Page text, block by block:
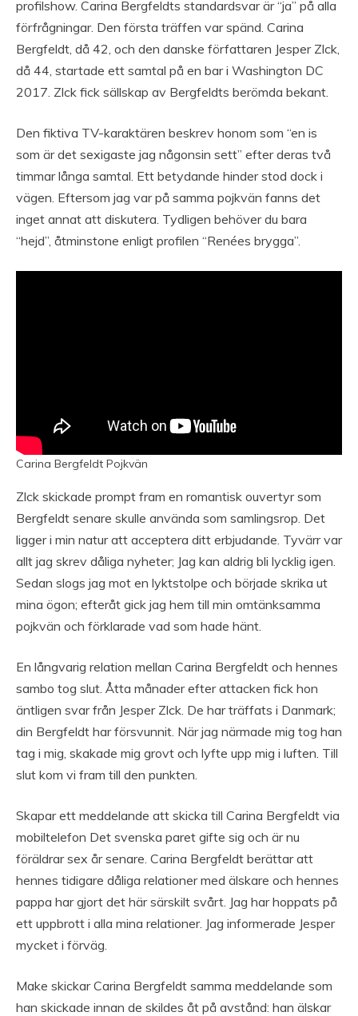
profilshow. Carina Bergfeldts standardsvar är “ja” på alla
förfrågningar. Den första träffen var spänd. Carina
Bergfeldt, då 42, och den danske författaren Jesper Zlck,
då 44, startade ett samtal på en bar i Washington DC
2017. Zlck fick sällskap av Bergfeldts berömda bekant.
Den fiktiva TV-karaktären beskrev honom som “en is
som är det sexigaste jag någonsin sett” efter deras två
timmar långa samtal. Ett betydande hinder stod dock i
vägen. Eftersom jag var på samma pojkvän fanns det
inget annat att diskutera. Tydligen behöver du bara
“hejd”, åtminstone enligt profilen “Renées brygga”.
Carina Bergfeldt Pojkvän
Zlck skickade prompt fram en romantisk ouvertyr som
Bergfeldt senare skulle använda som samlingsrop. Det
ligger i min natur att acceptera ditt erbjudande. Tyvärr var
allt jag skrev dåliga nyheter; Jag kan aldrig bli lycklig igen.
Sedan slogs jag mot en lyktstolpe och började skrika ut
mina ögon; efteråt gick jag hem till min omtänksamma
pojkvän och förklarade vad som hade hänt.
En långvarig relation mellan Carina Bergfeldt och hennes
sambo tog slut. Åtta månader efter attacken fick hon
äntligen svar från Jesper Zlck. De har träffats i Danmark;
din Bergfeldt har försvunnit. När jag närmade mig tog han
tag i mig, skakade mig grovt och lyfte upp mig i luften. Till
slut kom vi fram till den punkten.
Skapar ett meddelande att skicka till Carina Bergfeldt via
mobiltelefon Det svenska paret gifte sig och är nu
föräldrar sex år senare. Carina Bergfeldt berättar att
hennes tidigare dåliga relationer med älskare och hennes
pappa har gjort det här särskilt svårt. Jag har hoppats på
ett uppbrott i alla mina relationer. Jag informerade Jesper
mycket i förväg.
Make skickar Carina Bergfeldt samma meddelande som
han skickade innan de skildes åt på avstånd: han älskar